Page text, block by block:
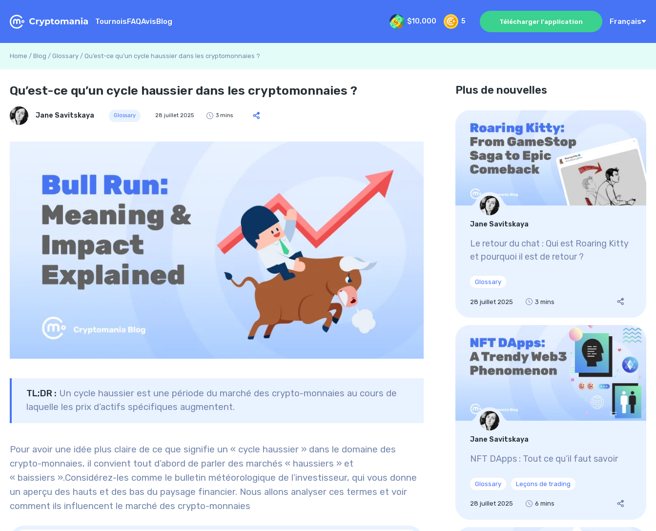
TournoisFAQAvisBlog $10,000 5 Télécharger l'application Français
Home / Blog / Glossary / Qu’est-ce qu’un cycle haussier dans les cryptomonnaies ?
Qu’est-ce qu’un cycle haussier dans les cryptomonnaies ?
Jane Savitskaya Glossary 28 juillet 2025 3 mins
TL;DR : Un cycle haussier est une période du marché des crypto-monnaies au cours de
laquelle les prix d’actifs spécifiques augmentent.
Pour avoir une idée plus claire de ce que signifie un « cycle haussier » dans le domaine des
crypto-monnaies, il convient tout d’abord de parler des marchés « haussiers » et
« baissiers ».Considérez-les comme le bulletin météorologique de l’investisseur, qui vous donne
un aperçu des hauts et des bas du paysage financier. Nous allons analyser ces termes et voir
comment ils influencent le marché des crypto-monnaies
Plus de nouvelles
Jane Savitskaya
Le retour du chat : Qui est Roaring Kitty
et pourquoi il est de retour ?
Glossary
28 juillet 2025 3 mins
Jane Savitskaya
NFT DApps : Tout ce qu’il faut savoir
Glossary Leçons de trading
28 juillet 2025 6 mins